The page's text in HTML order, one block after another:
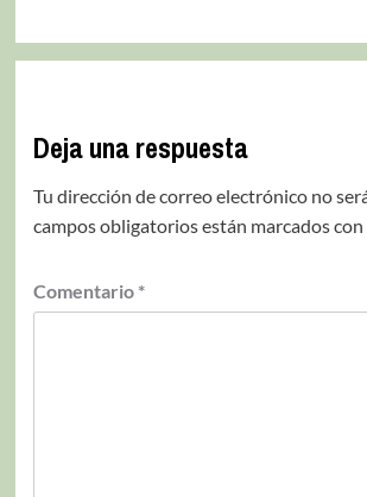
Deja una respuesta
Tu dirección de correo electrónico no
campos obligatorios están marcados con
Comentario *